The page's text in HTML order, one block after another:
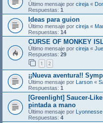
Último mensaje por cireja «
Respuestas: 1
Ideas para guion
Último mensaje por cireja «
Respuestas: 14
CURSE OF MONKEY
Último mensaje por cireja «
Respuestas: 29
1 2
¡¡Nueva aventura!!
Último mensaje por Larson «
Respuestas: 1
[Greenlight] Saucer-
pintada a mano
Último mensaje por Lyonnesse
Respuestas: 4